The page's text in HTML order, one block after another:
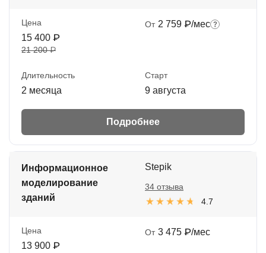
Цена
15 400 ₽
21 200 ₽
От 2 759 ₽/мес
Длительность
2 месяца
Старт
9 августа
Подробнее
Информационное
моделирование
зданий
Stepik
4.7
34 отзыва
Цена
13 900 ₽
От 3 475 ₽/мес